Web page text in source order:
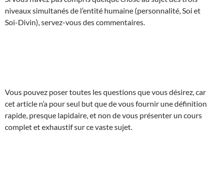
niveaux simultanés de l’entité humaine (personnalité, Soi et
Soi-Divin), servez-vous des commentaires.
Vous pouvez poser toutes les questions que vous désirez, car
cet article n’a pour seul but que de vous fournir une définition
rapide, presque lapidaire, et non de vous présenter un cours
complet et exhaustif sur ce vaste sujet.